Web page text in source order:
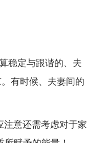
稳定与跟谐的、夫
有时候、夫妻间的
意还需考虑对于家